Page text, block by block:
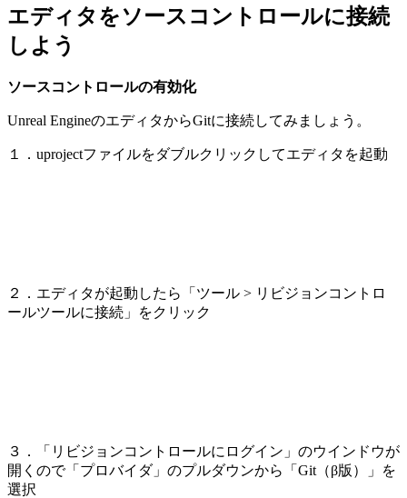
エディタをソースコントロールに接続
しよう
ソースコントロールの有効化
Unreal EngineのエディタからGitに接続してみましょう。
１．uprojectファイルをダブルクリックしてエディタを起動
２．エディタが起動したら「ツール > リビジョンコントロ
ールツールに接続」をクリック
３．「リビジョンコントロールにログイン」のウインドウが
開くので「プロバイダ」のプルダウンから「Git（β版）」を
選択